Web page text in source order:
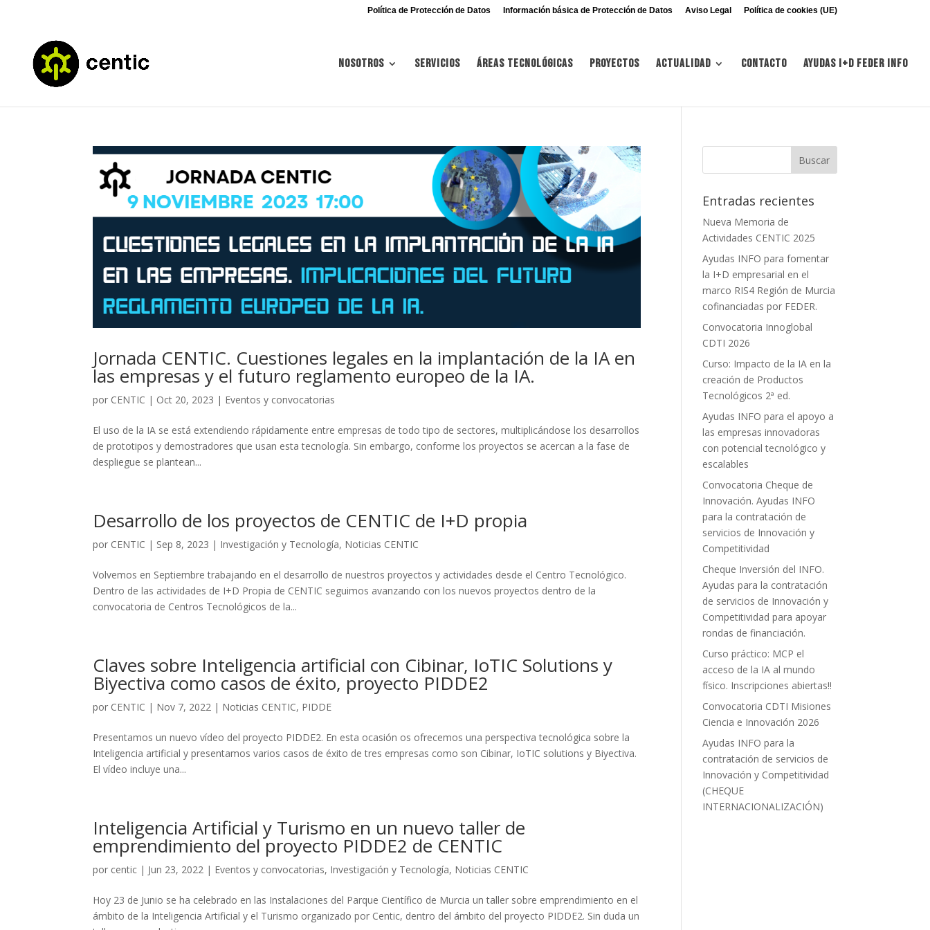
Política de Protección de Datos Información básica de Protección de Datos Aviso Legal Política de cookies (UE)
Nosotros Servicios Áreas tecnológicas Proyectos Actualidad Contacto Ayudas I+d FEDER INFO
Jornada CENTIC. Cuestiones legales en la implantación de la IA en
las empresas y el futuro reglamento europeo de la IA.
por CENTIC | Oct 20, 2023 | Eventos y convocatorias
El uso de la IA se está extendiendo rápidamente entre empresas de todo tipo de sectores, multiplicándose los desarrollos
de prototipos y demostradores que usan esta tecnología. Sin embargo, conforme los proyectos se acercan a la fase de
despliegue se plantean...
Desarrollo de los proyectos de CENTIC de I+D propia
por CENTIC | Sep 8, 2023 | Investigación y Tecnología, Noticias CENTIC
Volvemos en Septiembre trabajando en el desarrollo de nuestros proyectos y actividades desde el Centro Tecnológico.
Dentro de las actividades de I+D Propia de CENTIC seguimos avanzando con los nuevos proyectos dentro de la
convocatoria de Centros Tecnológicos de la...
Claves sobre Inteligencia artificial con Cibinar, IoTIC Solutions y
Biyectiva como casos de éxito, proyecto PIDDE2
por CENTIC | Nov 7, 2022 | Noticias CENTIC, PIDDE
Presentamos un nuevo vídeo del proyecto PIDDE2. En esta ocasión os ofrecemos una perspectiva tecnológica sobre la
Inteligencia artificial y presentamos varios casos de éxito de tres empresas como son Cibinar, IoTIC solutions y Biyectiva.
El vídeo incluye una...
Inteligencia Artificial y Turismo en un nuevo taller de
emprendimiento del proyecto PIDDE2 de CENTIC
por centic | Jun 23, 2022 | Eventos y convocatorias, Investigación y Tecnología, Noticias CENTIC
Hoy 23 de Junio se ha celebrado en las Instalaciones del Parque Científico de Murcia un taller sobre emprendimiento en el
ámbito de la Inteligencia Artificial y el Turismo organizado por Centic, dentro del ámbito del proyecto PIDDE2. Sin duda un
Entradas recientes
Nueva Memoria de
Actividades CENTIC 2025
Ayudas INFO para fomentar
la I+D empresarial en el
marco RIS4 Región de Murcia
cofinanciadas por FEDER.
Convocatoria Innoglobal
CDTI 2026
Curso: Impacto de la IA en la
creación de Productos
Tecnológicos 2ª ed.
Ayudas INFO para el apoyo a
las empresas innovadoras
con potencial tecnológico y
escalables
Convocatoria Cheque de
Innovación. Ayudas INFO
para la contratación de
servicios de Innovación y
Competitividad
Cheque Inversión del INFO.
Ayudas para la contratación
de servicios de Innovación y
Competitividad para apoyar
rondas de financiación.
Curso práctico: MCP el
acceso de la IA al mundo
físico. Inscripciones abiertas!!
Convocatoria CDTI Misiones
Ciencia e Innovación 2026
Ayudas INFO para la
contratación de servicios de
Innovación y Competitividad
(CHEQUE
INTERNACIONALIZACIÓN)